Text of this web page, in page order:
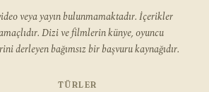
veya yayın bulunmamaktadır. İçerikler
Dizi ve filmlerin künye, oyuncu
derleyen bağımsız bir başvuru kaynağıdır.
TÜRLER